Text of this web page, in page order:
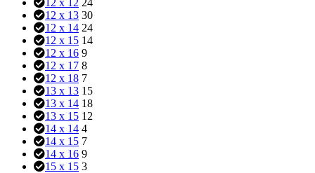
12 x 12 24
12 x 13 30
12 x 14 24
12 x 15 14
12 x 16 9
12 x 17 8
12 x 18 7
13 x 13 15
13 x 14 18
13 x 15 12
14 x 14 4
14 x 15 7
14 x 16 9
15 x 15 3